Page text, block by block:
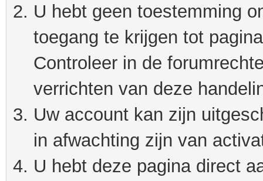
U hebt geen toestemming
toegang te krijgen tot
Controleer in de
verrichten van deze
Uw account kan zijn
in afwachting zijn van
U hebt deze pagina direct